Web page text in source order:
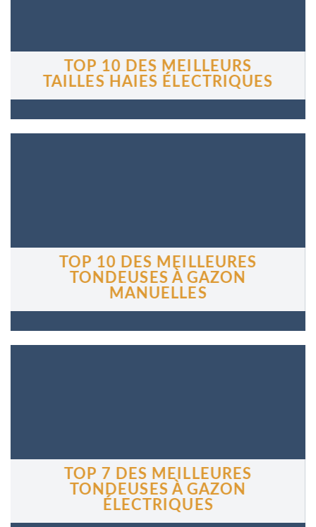
TOP 10 DES MEILLEURS
TAILLES HAIES ÉLECTRIQUES
TOP 10 DES MEILLEURES
TONDEUSES À GAZON
MANUELLES
TOP 7 DES MEILLEURES
TONDEUSES À GAZON
ÉLECTRIQUES